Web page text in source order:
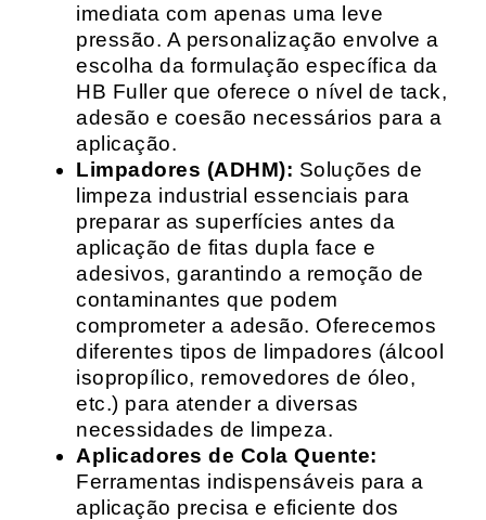
imediata com apenas uma leve
pressão. A personalização envolve a
escolha da formulação específica da
HB Fuller que oferece o nível de tack,
adesão e coesão necessários para a
aplicação.
Limpadores (ADHM): Soluções de
limpeza industrial essenciais para
preparar as superfícies antes da
aplicação de fitas dupla face e
adesivos, garantindo a remoção de
contaminantes que podem
comprometer a adesão. Oferecemos
diferentes tipos de limpadores (álcool
isopropílico, removedores de óleo,
etc.) para atender a diversas
necessidades de limpeza.
Aplicadores de Cola Quente:
Ferramentas indispensáveis para a
aplicação precisa e eficiente dos